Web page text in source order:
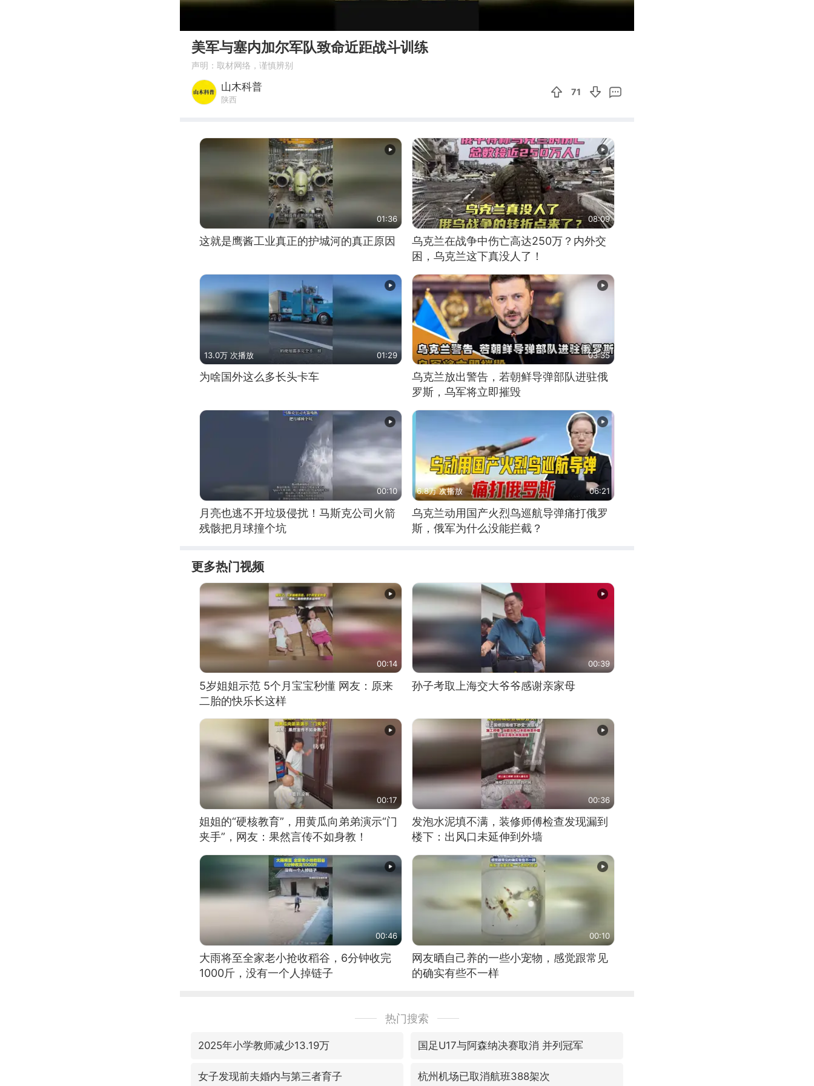
美军与塞内加尔军队致命近距战斗训练
声明：取材网络，谨慎辨别
山木科普
陕西
71
01:36
这就是鹰酱工业真正的护城河的真正原因
08:09
乌克兰在战争中伤亡高达250万？内外交
困，乌克兰这下真没人了！
13.0万 次播放 01:29
为啥国外这么多长头卡车
03:35
乌克兰放出警告，若朝鲜导弹部队进驻俄
罗斯，乌军将立即摧毁
00:10
月亮也逃不开垃圾侵扰！马斯克公司火箭
残骸把月球撞个坑
6.8万 次播放 06:21
乌克兰动用国产火烈鸟巡航导弹痛打俄罗
斯，俄军为什么没能拦截？
更多热门视频
00:14
5岁姐姐示范 5个月宝宝秒懂 网友：原来
二胎的快乐长这样
00:39
孙子考取上海交大爷爷感谢亲家母
00:17
姐姐的“硬核教育”，用黄瓜向弟弟演示“门
夹手”，网友：果然言传不如身教！
00:36
发泡水泥填不满，装修师傅检查发现漏到
楼下：出风口未延伸到外墙
00:46
大雨将至全家老小抢收稻谷，6分钟收完
1000斤，没有一个人掉链子
00:10
网友晒自己养的一些小宠物，感觉跟常见
的确实有些不一样
热门搜索
2025年小学教师减少13.19万 国足U17与阿森纳决赛取消 并列冠军
女子发现前夫婚内与第三者育子 杭州机场已取消航班388架次